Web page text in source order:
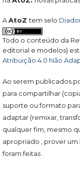
AAtoZtem selo
Todo o conteúdo da
editorial e modelos)
Atribuição 4.0 Não
Ao serem publicados
para compartilhar
suporte ou formato
adaptar (remixar,
qualquer fim, mesmo
apropriado , prover um
foram feitas .